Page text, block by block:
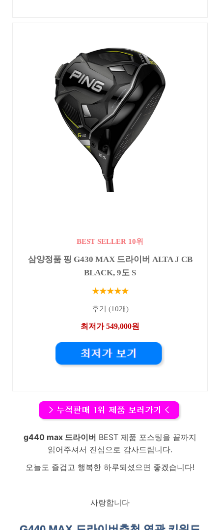
BEST SELLER 10위
삼양정품 핑 G430 MAX 드라이버 ALTA J CB
BLACK, 9도 S
★★★★★
후기 (10개)
최저가 549,000원
g440 max 드라이버 BEST 제품 포스팅을 끝까지
읽어주셔서 진심으로 감사드립니다.
오늘도 즐겁고 행복한 하루되셨으면 좋겠습니다!
사랑합니다